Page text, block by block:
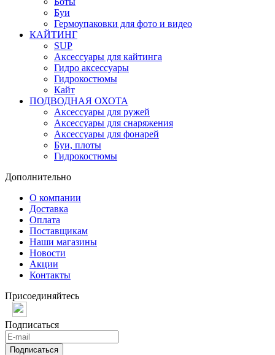
Буи
Гермоупаковки для фото и видео
КАЙТИНГ
SUP
Аксессуары для кайтинга
Гидро аксессуары
Гидрокостюмы
Кайт
ПОДВОДНАЯ ОХОТА
Аксессуары для ружей
Аксессуары для снаряжения
Аксессуары для фонарей
Буи, плоты
Гидрокостюмы
Дополнительно
О компании
Доставка
Оплата
Поставщикам
Наши магазины
Новости
Акции
Контакты
Присоединяйтесь
Подписаться